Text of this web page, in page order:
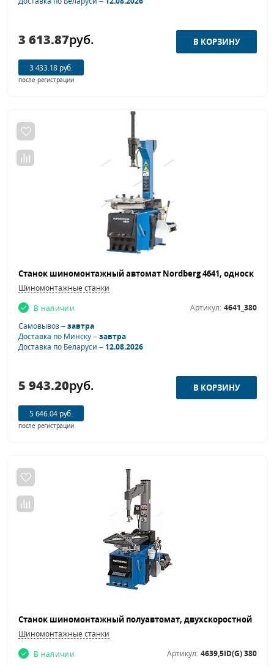
3 613.87руб.
3 433.18 руб.
после регистрации
Шиномонтажные станки
В наличии
Артикул: 4641_380
Самовывоз –завтра
Доставка по Минску –завтра
Доставка по Беларуси –12.08.2026
5 943.20руб.
5 646.04 руб.
после регистрации
Шиномонтажные станки
В наличии
Артикул: 4639,5ID(G) 380